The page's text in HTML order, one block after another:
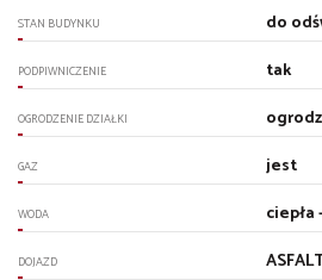
STAN BUDYNKU do
PODPIWNICZENIE tak
OGRODZENIE DZIAŁKI
GAZ jest
WODA ciepła
DOJAZD